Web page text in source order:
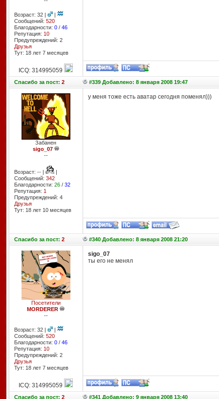
Возраст: 32 |
|
Сообщений: 520
Благодарности: 0/ 46
Репутация: 10
Предупреждений: 2
Друзья
Тут: 18 лет 7 месяцев
ICQ: 314995059
Спасибоза пост: 2 #339 Добавлено: 8 января 2008 19:47
Забанен
sigo_07
--
Возраст: -- |
|
Сообщений: 342
Благодарности: 26/ 32
Репутация: 1
Предупреждений: 4
Друзья
Тут: 18 лет 10 месяцев
у меня тоже есть аватар сегодня поменял)))
Спасибоза пост: 2 #340 Добавлено: 8 января 2008 21:20
Посетители
MORDERER
--
Возраст: 32 |
|
Сообщений: 520
Благодарности: 0/ 46
Репутация: 10
Предупреждений: 2
Друзья
Тут: 18 лет 7 месяцев
sigo_07
ты его не менял
ICQ: 314995059
Спасибоза пост: 2 #341 Добавлено: 9 января 2008 13:40